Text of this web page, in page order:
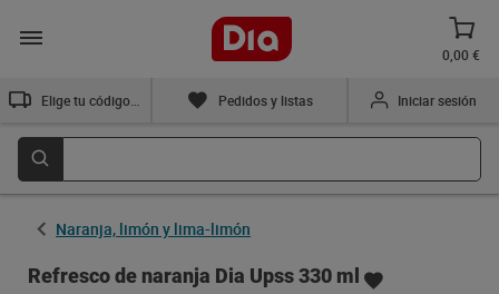
0,00 €
Pedidos y listas Iniciar sesión
Naranja, limón y lima-limón
Refresco de naranja Dia Upss 330 ml